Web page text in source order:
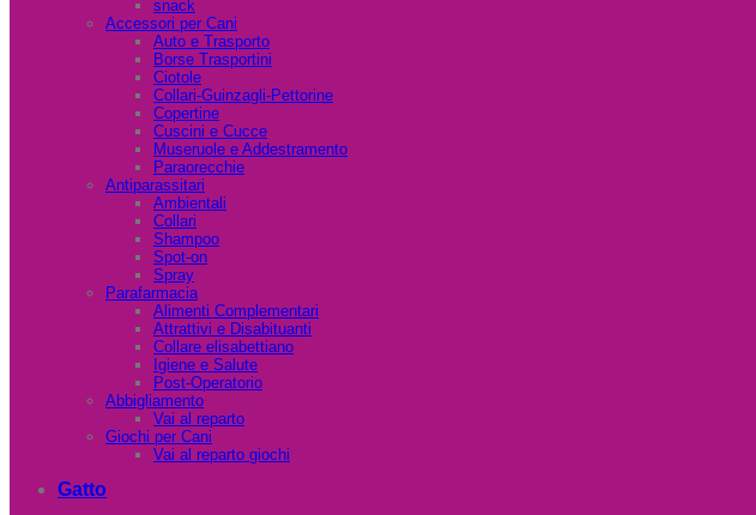
snack
Accessori per Cani
Auto e Trasporto
Borse Trasportini
Ciotole
Collari-Guinzagli-Pettorine
Copertine
Cuscini e Cucce
Museruole e Addestramento
Paraorecchie
Antiparassitari
Ambientali
Collari
Shampoo
Spot-on
Spray
Parafarmacia
Alimenti Complementari
Attrattivi e Disabituanti
Collare elisabettiano
Igiene e Salute
Post-Operatorio
Abbigliamento
Vai al reparto
Giochi per Cani
Vai al reparto giochi
Gatto